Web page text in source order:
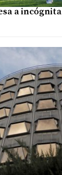
a incógnita